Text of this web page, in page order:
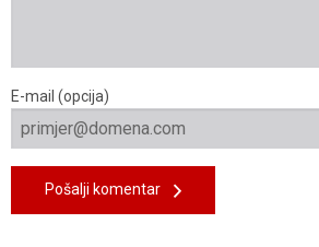
E-mail (opcija)
Pošalji komentar